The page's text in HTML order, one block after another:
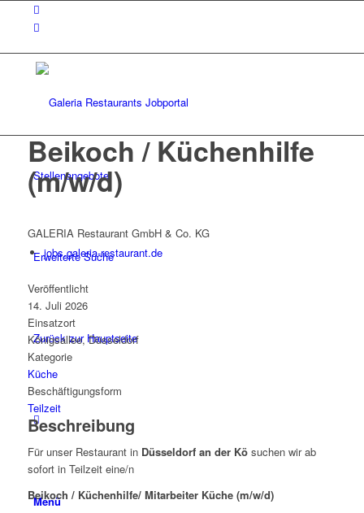
Stellenangebote
Erweiterte Suche
Zurück zur Hauptseite
Menü
Beikoch / Küchenhilfe
(m/w/d)
GALERIA Restaurant GmbH & Co. KG
jobs.galeria-restaurant.de
Veröffentlicht
14. Juli 2026
Einsatzort
Königsallee, Düsseldorf
Kategorie
Küche
Beschäftigungsform
Teilzeit
Beschreibung
Für unser Restaurant in Düsseldorf an der Kösuchen wir ab
sofort in Teilzeit eine/n
Beikoch / Küchenhilfe/ Mitarbeiter Küche (m/w/d)